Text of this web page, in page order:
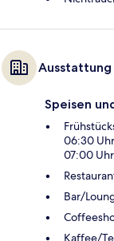
Speisen
06:30
07:00
Bar/
Kaffee/